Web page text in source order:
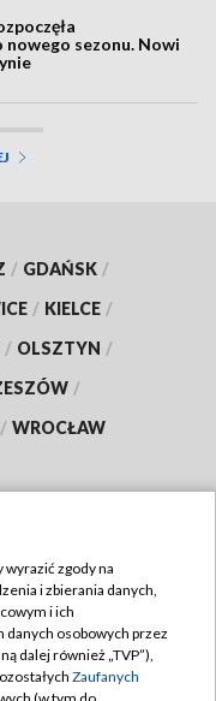
sezonu. Nowi
/ GDAŃSK /
/ KIELCE /
/ OLSZTYN /
/
/ WROCŁAW
zgody na
i zbierania danych,
i ich
danych osobowych przez
dalej również „TVP”),
Zaufanych